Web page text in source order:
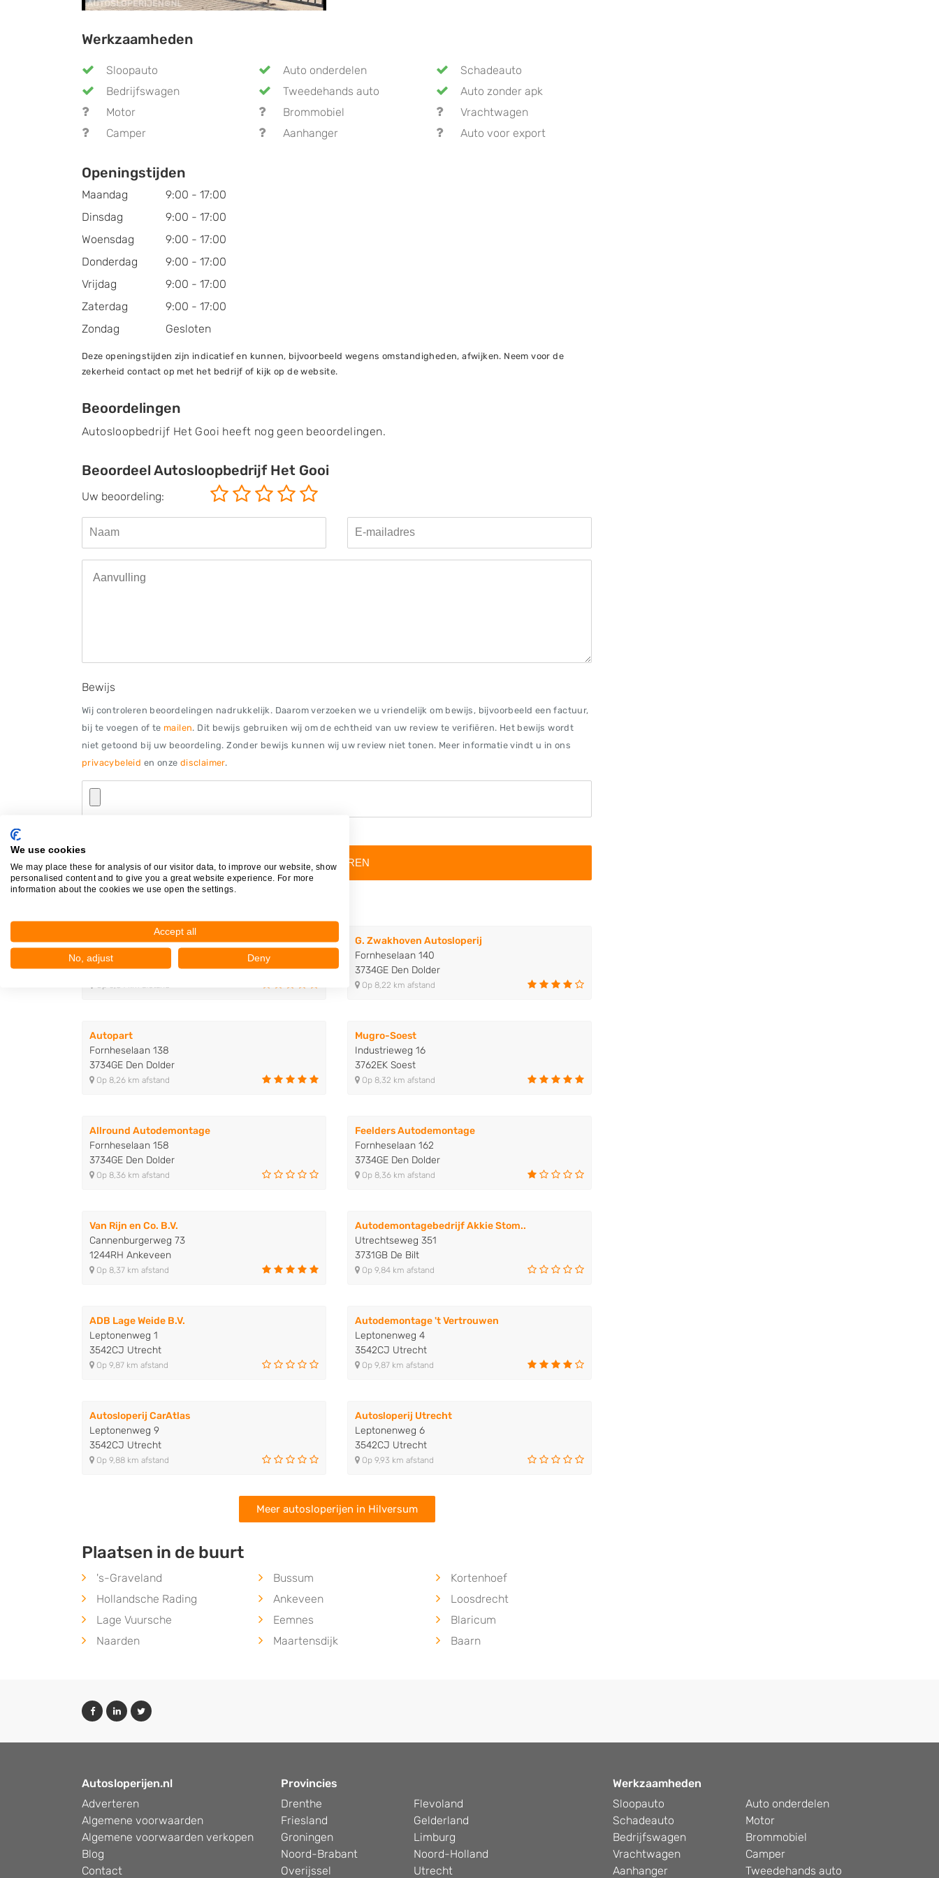
Werkzaamheden
Sloopauto Auto onderdelen
Schadeauto
Bedrijfswagen
Tweedehands auto
Auto zonder apk
Motor
Brommobiel
Vrachtwagen
Camper
Aanhanger Auto voor export
Openingstijden
Maandag
9:00 - 17:00
Dinsdag
9:00 - 17:00
Woensdag
9:00 - 17:00
Donderdag
9:00 - 17:00
Vrijdag
9:00 - 17:00
Zaterdag
9:00 - 17:00
Zondag
Gesloten
Deze openingstijden zijn indicatief en kunnen, bijvoorbeeld wegens omstandigheden, afwijken. Neem voor de
zekerheid contact op met het bedrijf of kijk op de website.
Beoordelingen
Autosloopbedrijf Het Gooi heeft nog geen beoordelingen.
Beoordeel Autosloopbedrijf Het Gooi
Uw beoordeling:
Bewijs
Wij controleren beoordelingen nadrukkelijk. Daarom verzoeken we u vriendelijk om bewijs, bijvoorbeeld een factuur,
bij te voegen of te mailen. Dit bewijs gebruiken wij om de echtheid van uw review te verifiëren. Het bewijs wordt
niet getoond bij uw beoordeling. Zonder bewijs kunnen wij uw review niet tonen. Meer informatie vindt u in ons
privacybeleid en onze disclaimer.
Autodemontagebedrijf J.M. Kuik
Statenweg 4
1213RB Hilversum
G. Zwakhoven Autosloperij
Fornheselaan 140
3734GE Den Dolder
Op 8,22 km afstand
Autopart
Fornheselaan 138
3734GE Den Dolder
Op 8,26 km afstand
Mugro-Soest
Industrieweg 16
3762EK Soest
Op 8,32 km afstand
Allround Autodemontage
Fornheselaan 158
3734GE Den Dolder
Op 8,36 km afstand
Feelders Autodemontage
Fornheselaan 162
3734GE Den Dolder
Op 8,36 km afstand
Van Rijn en Co. B.V.
Cannenburgerweg 73
1244RH Ankeveen
Op 8,37 km afstand
Autodemontagebedrijf Akkie Stom..
Utrechtseweg 351
3731GB De Bilt
Op 9,84 km afstand
ADB Lage Weide B.V.
Leptonenweg 1
3542CJ Utrecht
Op 9,87 km afstand
Autodemontage 't Vertrouwen
Leptonenweg 4
3542CJ Utrecht
Op 9,87 km afstand
Autosloperij CarAtlas
Leptonenweg 9
3542CJ Utrecht
Op 9,88 km afstand
Autosloperij Utrecht
Leptonenweg 6
3542CJ Utrecht
Op 9,93 km afstand
Meer autosloperijen in Hilversum
Plaatsen in de buurt
's-Graveland Bussum
Kortenhoef
Hollandsche Rading
Ankeveen
Loosdrecht
Lage Vuursche
Eemnes
Blaricum
Naarden
Maartensdijk Baarn
Autosloperijen.nl
Adverteren
Algemene voorwaarden
Algemene voorwaarden verkopen
Blog
Contact
Provincies
Drenthe
Flevoland
Friesland
Gelderland
Groningen
Limburg
Noord-Brabant
Noord-Holland
Overijssel
Utrecht
Werkzaamheden
Sloopauto
Auto onderdelen
Schadeauto
Motor
Bedrijfswagen
Brommobiel
Vrachtwagen
Camper
Aanhanger
Tweedehands auto
We use cookies
We may place these for analysis of our visitor data, to improve our website, show
personalised content and to give you a great website experience. For more
information about the cookies we use open the settings.
Accept all
No, adjust Deny